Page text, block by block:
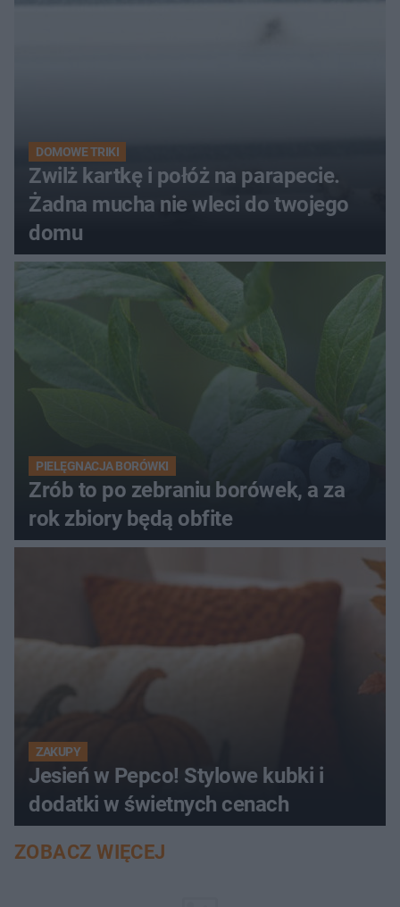
DOMOWE TRIKI
Zwilż kartkę i połóż na parapecie.
Żadna mucha nie wleci do twojego
domu
PIELĘGNACJA BORÓWKI
Zrób to po zebraniu borówek, a za
rok zbiory będą obfite
ZAKUPY
Jesień w Pepco! Stylowe kubki i
dodatki w świetnych cenach
ZOBACZ WIĘCEJ